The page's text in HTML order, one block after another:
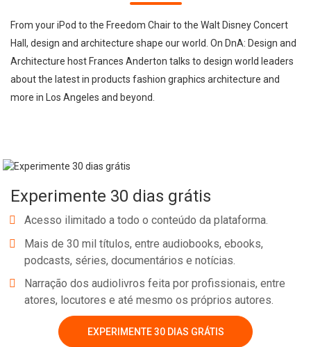
From your iPod to the Freedom Chair to the Walt Disney Concert
Hall, design and architecture shape our world. On DnA: Design and
Architecture host Frances Anderton talks to design world leaders
about the latest in products fashion graphics architecture and
more in Los Angeles and beyond.
Experimente 30 dias grátis
Acesso ilimitado a todo o conteúdo da plataforma.
Mais de 30 mil títulos, entre audiobooks, ebooks,
podcasts, séries, documentários e notícias.
Narração dos audiolivros feita por profissionais, entre
atores, locutores e até mesmo os próprios autores.
EXPERIMENTE 30 DIAS GRÁTIS